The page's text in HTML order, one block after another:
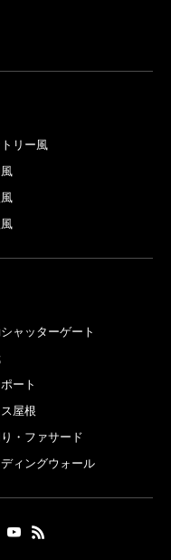
リー風
ャッターゲート
ート
屋根
・ファサード
ィングウォール